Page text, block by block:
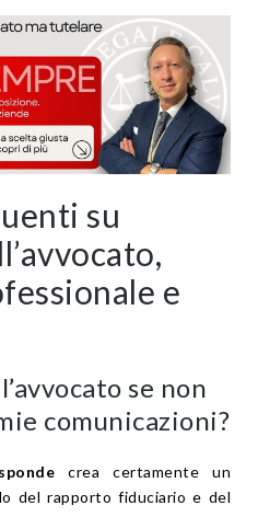
su
e
se non
comunicazioni?
crea certamente un
del rapporto fiduciario e del